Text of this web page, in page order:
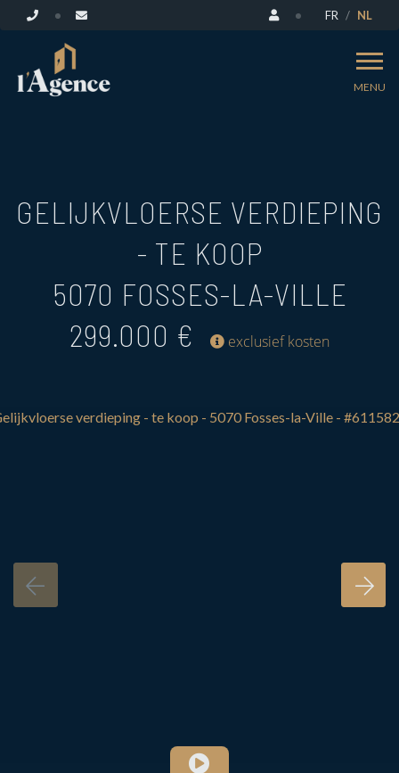
FR NL
MENU
GELIJKVLOERSE VERDIEPING
- TE KOOP
5070 FOSSES-LA-VILLE
299.000 €
exclusief kosten